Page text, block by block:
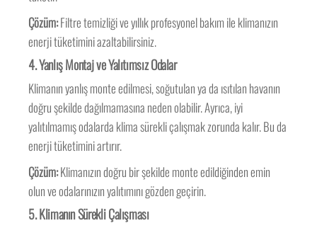
Çözüm:Filtre temizliği ve yıllık profesyonel bakım ile klimanızın
enerji tüketimini azaltabilirsiniz.
4.Yanlış Montaj ve Yalıtımsız Odalar
Klimanın yanlış monte edilmesi, soğutulan ya da ısıtılan havanın
doğru şekilde dağılmamasına neden olabilir. Ayrıca, iyi
yalıtılmamış odalarda klima sürekli çalışmak zorunda kalır. Bu da
enerji tüketimini artırır.
Çözüm:Klimanızın doğru bir şekilde monte edildiğinden emin
olun ve odalarınızın yalıtımını gözden geçirin.
5.Klimanın Sürekli Çalışması